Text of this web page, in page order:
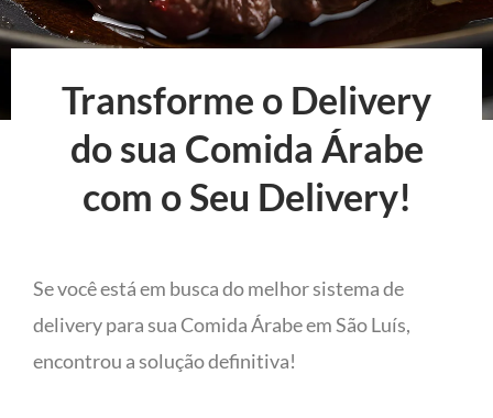
Transforme o Delivery
do sua Comida Árabe
com o Seu Delivery!
Se você está em busca do melhor sistema de
delivery para sua Comida Árabe em São Luís,
encontrou a solução definitiva!